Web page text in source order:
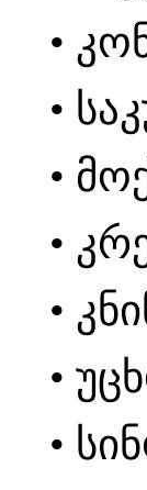
•
•
•
•
•
•
•